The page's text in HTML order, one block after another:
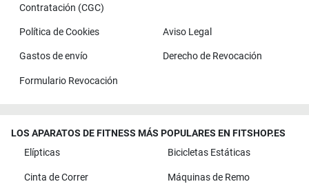
Contratación (CGC)
Política de Cookies Aviso Legal
Gastos de envío Derecho de Revocación
Formulario Revocación
LOS APARATOS DE FITNESS MÁS POPULARES EN FITSHOP.ES
Elípticas
Bicicletas Estáticas
Cinta de Correr Máquinas de Remo